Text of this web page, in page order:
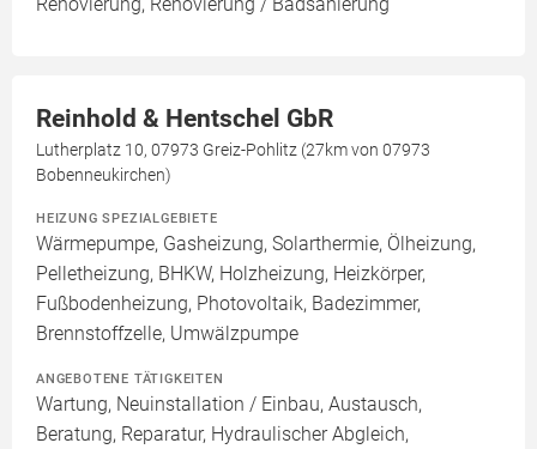
Reinhold & Hentschel GbR
Lutherplatz 10, 07973 Greiz-Pohlitz (27km von 07973
Bobenneukirchen)
HEIZUNG SPEZIALGEBIETE
Wärmepumpe, Gasheizung, Solarthermie, Ölheizung,
Pelletheizung, BHKW, Holzheizung, Heizkörper,
Fußbodenheizung, Photovoltaik, Badezimmer,
Brennstoffzelle, Umwälzpumpe
ANGEBOTENE TÄTIGKEITEN
Wartung, Neuinstallation / Einbau, Austausch,
Beratung, Reparatur, Hydraulischer Abgleich,